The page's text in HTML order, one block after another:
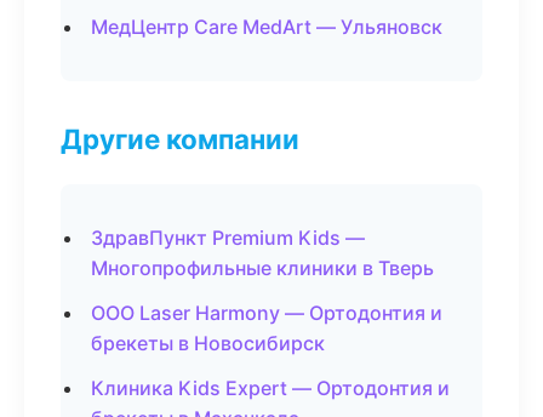
МедЦентр Care MedArt — Ульяновск
Другие компании
ЗдравПункт Premium Kids —
Многопрофильные клиники в Тверь
ООО Laser Harmony — Ортодонтия и
брекеты в Новосибирск
Клиника Kids Expert — Ортодонтия и